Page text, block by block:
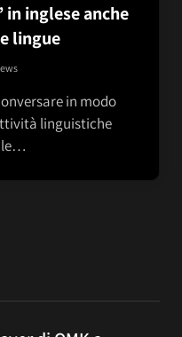
in inglese anche
lingue
in modo
linguistiche
le…